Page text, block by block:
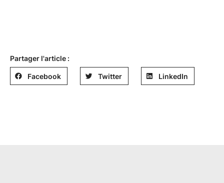
Partager l'article :
Facebook Twitter LinkedIn